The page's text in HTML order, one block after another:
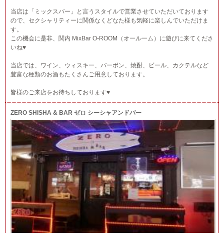
当店は「ミックスバー」と言うスタイルで営業させていただいております
ので、セクシャリティーに関係なくどなた様も気軽に楽しんでいただけま
す。
この機会に是非、関内 MixBar O-ROOM（オールーム）に遊びに来てくださ
いね♥
当店では、ワイン、ウィスキー、バーボン、焼酎、ビール、カクテルなど
豊富な種類のお酒もたくさんご用意しております。
皆様のご来店をお待ちしております♥
ZERO SHISHA & BAR ゼロ シーシャアンドバー